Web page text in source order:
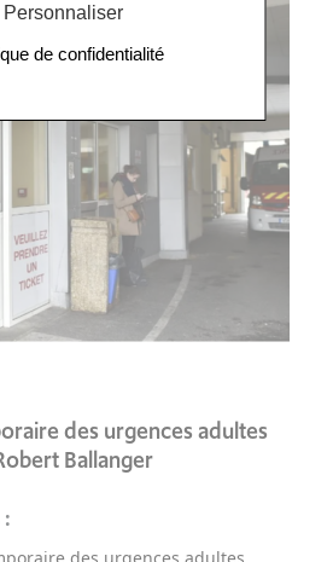
des urgences adultes
Ballanger
Personnaliser
de confidentialité